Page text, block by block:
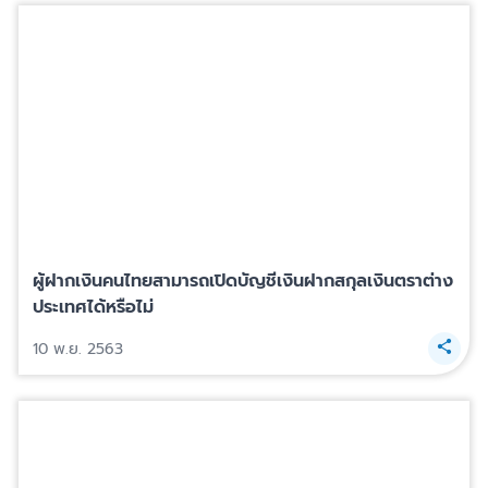
ผู้ฝากเงินคนไทยสามารถเปิดบัญชีเงินฝากสกุลเงินตราต่าง
ประเทศได้หรือไม่
10 พ.ย. 2563